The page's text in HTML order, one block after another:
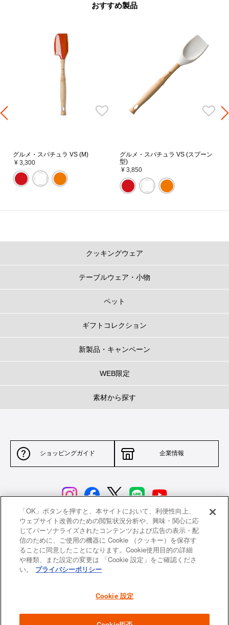
おすすめ製品
グルメ・スパチュラ VS (M)
¥ 3,300
グルメ・スパチュラ VS (スプーン
型)
¥ 3,850
クッキングウェア
テーブルウェア・小物
ペット
ギフトコレクション
新製品・キャンペーン
WEB限定
素材から探す
ショッピングガイド 企業情報
サイトポリシー 特定商取引法に基づく表示
並行輸入品について 個人情報保護方針
返品について
よくあるご質問 お問い合わせ
「OK」ボタンを押すと、本サイトにおいて、利便性向上、
ウェブサイト改善のための閲覧状況分析や、興味・関心に応
じてパーソナライズされたコンテンツおよび広告の表示・配
信のために、ご使用の機器に Cookie （クッキー）を保存す
ることに同意したことになります。Cookie使用目的の詳細
や種類、また設定の変更は 「Cookie 設定」をご確認くださ
い。
プライバシーポリシー
Cookie 設定